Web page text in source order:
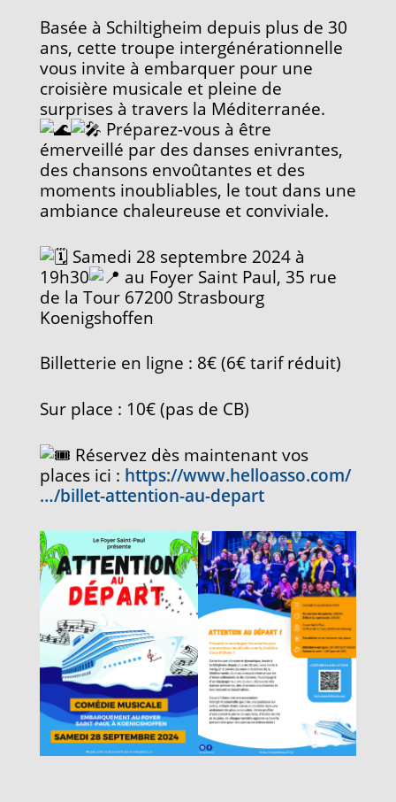
Basée à Schiltigheim depuis plus de 30
ans, cette troupe intergénérationnelle
vous invite à embarquer pour une
croisière musicale et pleine de
surprises à travers la Méditerranée.
Préparez-vous à être
émerveillé par des danses enivrantes,
des chansons envoûtantes et des
moments inoubliables, le tout dans une
ambiance chaleureuse et conviviale.
Samedi 28 septembre 2024 à
19h30
au Foyer Saint Paul, 35 rue
de la Tour 67200 Strasbourg
Koenigshoffen
Billetterie en ligne : 8€ (6€ tarif réduit)
Sur place : 10€ (pas de CB)
Réservez dès maintenant vos
places ici : https://www.helloasso.com/
…/billet-attention-au-depart